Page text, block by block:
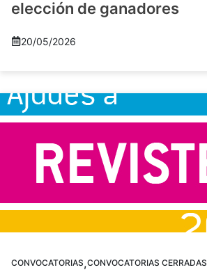
elección de ganadores
20/05/2026
CONVOCATORIAS,CONVOCATORIAS CERRADAS